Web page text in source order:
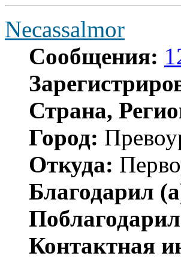
Necassalmor
Сообщения:
Страна,
Город:
Откуда:
Благодарил
Контактная